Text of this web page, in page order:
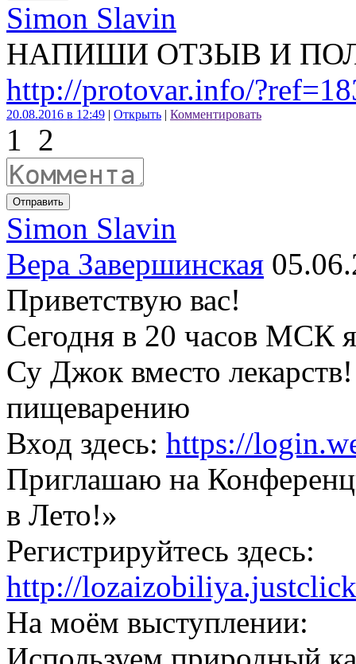
Simon Slavin
НАПИШИ ОТЗЫВ И
http://protovar.info/
20.08.2016 в 12:49 | Открыть | Комментировать
1 2
Отправить
Simon Slavin
Вера Завершинская
Приветствую вас!
Сегодня в 20 часов МСК
Су Джок вместо
пищеварению
Вход здесь: https://
Приглашаю на
в Лето!»
Регистрируйтесь здесь:
http://
На моём выступлении: